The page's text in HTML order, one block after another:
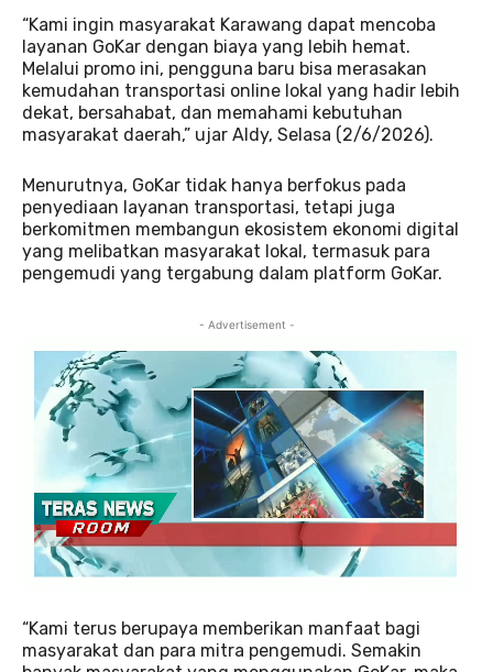
“Kami ingin masyarakat Karawang dapat mencoba
layanan GoKar dengan biaya yang lebih hemat.
Melalui promo ini, pengguna baru bisa merasakan
kemudahan transportasi online lokal yang hadir lebih
dekat, bersahabat, dan memahami kebutuhan
masyarakat daerah,” ujar Aldy, Selasa (2/6/2026).
Menurutnya, GoKar tidak hanya berfokus pada
penyediaan layanan transportasi, tetapi juga
berkomitmen membangun ekosistem ekonomi digital
yang melibatkan masyarakat lokal, termasuk para
pengemudi yang tergabung dalam platform GoKar.
- Advertisement -
“Kami terus berupaya memberikan manfaat bagi
masyarakat dan para mitra pengemudi. Semakin